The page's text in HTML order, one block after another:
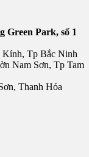
Green Park, số 1
Kính, Tp Bắc Ninh
Nam Sơn, Tp Tam
Thanh Hóa